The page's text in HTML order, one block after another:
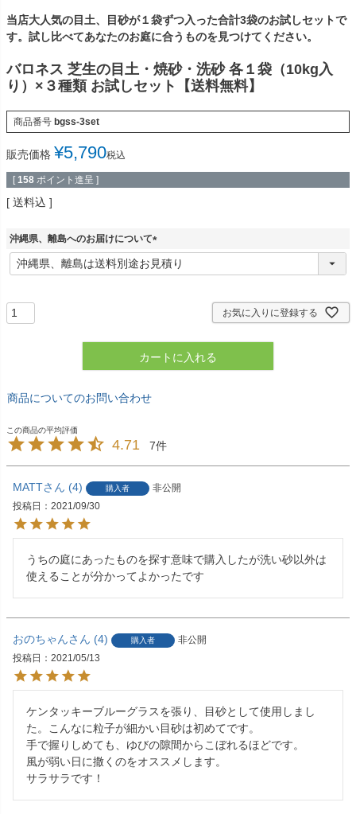
当店大人気の目土、目砂が１袋ずつ入った合計3袋のお試しセットで
す。試し比べてあなたのお庭に合うものを見つけてください。
バロネス 芝生の目土・焼砂・洗砂 各１袋（10kg入
り）×３種類 お試しセット【送料無料】
商品番号 bgss-3set
販売価格 ¥5,790税込
[ 158 ポイント進呈 ]
送料込
沖縄県、離島へのお届けについて
(
必
お気に入りに登録する
カートに入れる
商品についてのお問い合わせ
4.71 7
MATT 4 購入者
非公開
投稿日
2021/09/30
うちの庭にあったものを探す意味で購入したが洗い砂以外は
使えることが分かってよかったです
おのちゃん 4 購入者
非公開
投稿日
2021/05/13
ケンタッキーブルーグラスを張り、目砂として使用しまし
た。こんなに粒子が細かい目砂は初めてです。
手で握りしめても、ゆびの隙間からこぼれるほどです。
風が弱い日に撒くのをオススメします。
サラサラです！